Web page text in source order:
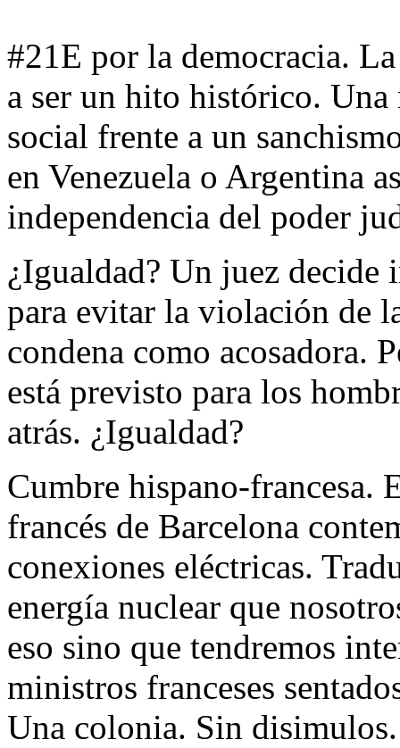
#21E por la democracia.
a ser un hito histórico. Una
social frente a un
en Venezuela o Argentina
independencia del poder
¿Igualdad? Un juez decide
para evitar la violación de
condena como acosadora.
está previsto para los
atrás. ¿Igualdad?
Cumbre hispano-francesa.
francés de Barcelona
conexiones eléctricas.
energía nuclear que
eso sino que tendremos
ministros franceses
Una colonia. Sin disimulos.